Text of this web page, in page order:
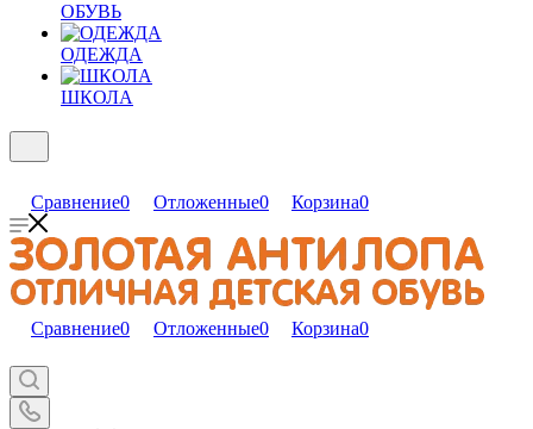
ОБУВЬ
ОДЕЖДА
ШКОЛА
Сравнение0 Отложенные0 Корзина0
Сравнение0 Отложенные0 Корзина0